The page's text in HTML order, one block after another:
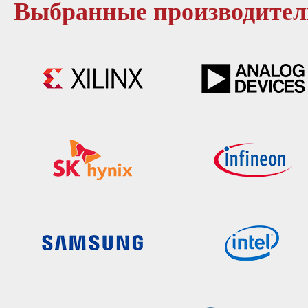
Выбранные